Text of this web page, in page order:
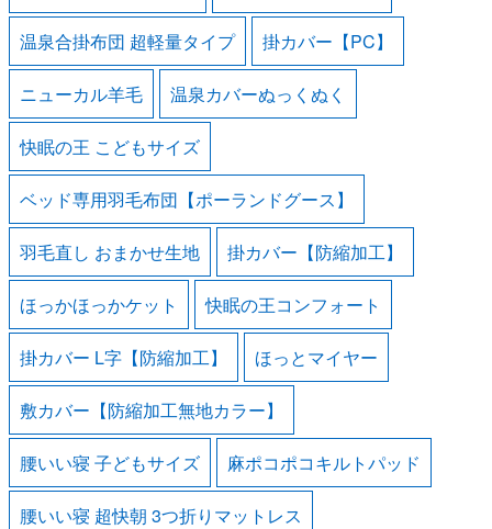
温泉合掛布団 超軽量タイプ 掛カバー【PC】
ニューカル羊毛 温泉カバーぬっくぬく
快眠の王 こどもサイズ
ベッド専用羽毛布団【ポーランドグース】
羽毛直し おまかせ生地 掛カバー【防縮加工】
ほっかほっかケット 快眠の王コンフォート
掛カバー L字【防縮加工】 ほっとマイヤー
敷カバー【防縮加工無地カラー】
腰いい寝 子どもサイズ 麻ポコポコキルトパッド
腰いい寝 超快朝 3つ折りマットレス